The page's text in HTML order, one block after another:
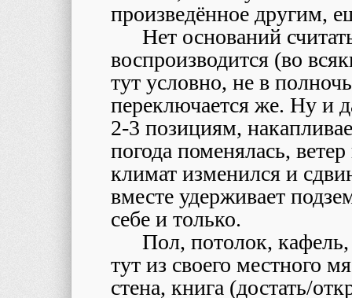
произведённое другим,
Нет оснований
воспроизводится (во
тут условно, не в
переключается же. Ну и
2-3 позициям,
погода поменялась,
климат изменился и
вместе удерживает
себе и только.
Пол, потолок,
тут из своего местного
стена, книга (достать/